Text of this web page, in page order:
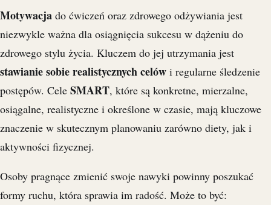
Motywacja do ćwiczeń oraz zdrowego odżywiania jest
niezwykle ważna dla osiągnięcia sukcesu w dążeniu do
zdrowego stylu życia. Kluczem do jej utrzymania jest
stawianie sobie realistycznych celów i regularne śledzenie
postępów. Cele SMART, które są konkretne, mierzalne,
osiągalne, realistyczne i określone w czasie, mają kluczowe
znaczenie w skutecznym planowaniu zarówno diety, jak i
aktywności fizycznej.
Osoby pragnące zmienić swoje nawyki powinny poszukać
formy ruchu, która sprawia im radość. Może to być: